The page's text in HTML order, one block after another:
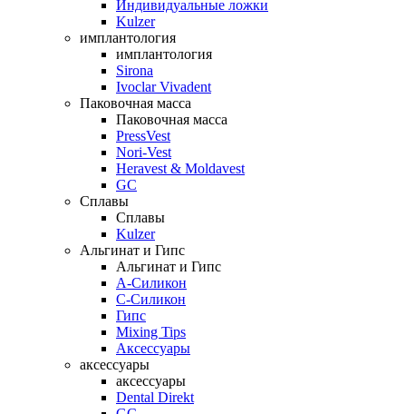
Индивидуальные ложки
Kulzer
имплантология
имплантология
Sirona
Ivoclar Vivadent
Паковочная масса
Паковочная масса
PressVest
Nori-Vest
Heravest & Moldavest
GC
Сплавы
Сплавы
Kulzer
Альгинат и Гипс
Альгинат и Гипс
A-Силикон
C-Силикон
Гипс
Mixing Tips
Аксессуары
аксессуары
аксессуары
Dental Direkt